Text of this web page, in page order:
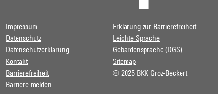
Impressum
Datenschutz
Datenschutzerklärung
Kontakt
Barrierefreiheit
Barriere melden
Erklärung zur Barrierefreiheit
Leichte Sprache
Gebärdensprache (DGS)
Sitemap
© 2025 BKK Groz-Beckert